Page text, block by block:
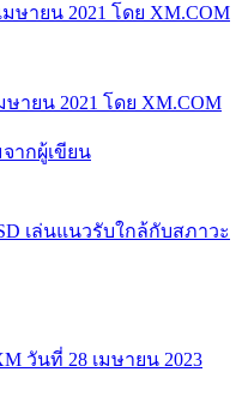
ษายน 2021 โดย XM.COM
ษายน 2021 โดย XM.COM
จากผู้เขียน
เล่นแนวรับใกล้กับสภาวะ
วันที่ 28 เมษายน 2023